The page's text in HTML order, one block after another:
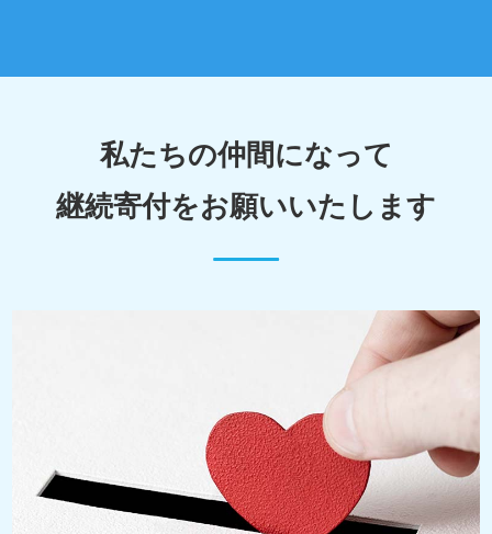
私たちの仲間になって
継続寄付をお願いいたします